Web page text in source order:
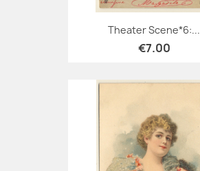
Theater Scene*6:...
€7.00